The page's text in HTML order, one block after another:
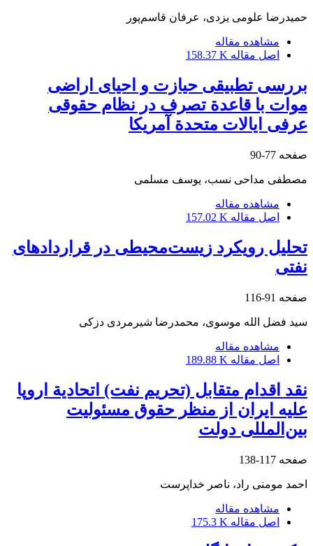
حمیدرضا علومی یزدی، عرفان قاسم‌پور
مشاهده مقاله
اصل مقاله 158.37 K
بررسی تطبیقی حیازت و احیای اراضی
موات با قاعدة تصرف در نظام حقوقی
عرفی ایالات متحدة آمریکا
صفحه 77-90
مصطفی مداحی نسب، یوسف مسلمی
مشاهده مقاله
اصل مقاله 157.02 K
تحلیل رویکرد زیست‌محیطی در قراردادهای
نفتی
صفحه 91-116
سید فضل الله موسوی، محمدرضا شیرمردی دزکی
مشاهده مقاله
اصل مقاله 189.88 K
نقد اقدام متقابل (تحریم نفت) اتحادیة اروپا
علیه ایران از منظر حقوق مسئولیت
بین‌المللی دولت
صفحه 117-138
احمد مومنی راد، ناصر خداپرست
مشاهده مقاله
اصل مقاله 175.3 K